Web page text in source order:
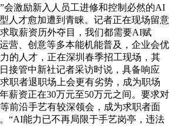
激励新入人员工进修和控制必然的AI
人才愈加遭到青睐。记者正在现场留意
取薪资历外夺目，我们都需要AI赋
营、创意等多本能机能普及，企业会优
的人才，正在深圳春季招工现场，其
接管中新社记者采访时说，具备响应
职者退职场上会更有劣势，成为职场
薪资正在30万元至50万元之间。要求对
前沿手艺有较深领会，成为求职者面
“AI能力已不再局限于手艺岗亭，违法